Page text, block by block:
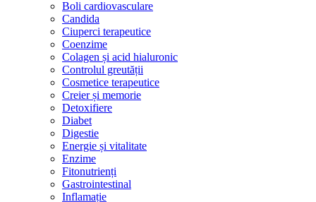
Boli cardiovasculare
Candida
Ciuperci terapeutice
Coenzime
Colagen și acid hialuronic
Controlul greutății
Cosmetice terapeutice
Creier și memorie
Detoxifiere
Diabet
Digestie
Energie și vitalitate
Enzime
Fitonutrienți
Gastrointestinal
Inflamație